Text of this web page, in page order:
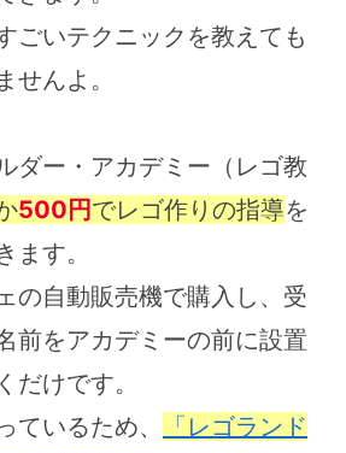
ごいテクニックを教えても
せんよ。
ダー・アカデミー（レゴ教
500円でレゴ作りの指導を
ます。
の自動販売機で購入し、受
前をアカデミーの前に設置
だけです。
ているため、
「レゴランド